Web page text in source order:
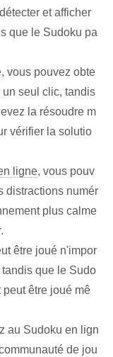
et afficher
que le Sudoku pa
vous pouvez obte
seul clic, tandis
la résoudre m
vérifier la solutio
ligne, vous pouv
distractions numér
plus calme
être joué n'impor
que le Sudo
peut être joué mê
au Sudoku en lign
de jou